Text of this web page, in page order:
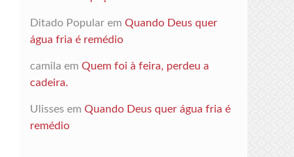
Ditado Popularem Quando Deus quer
água fria é remédio
camila em Quem foi à feira, perdeu a
cadeira.
Ulissesem Quando Deus quer água fria é
remédio